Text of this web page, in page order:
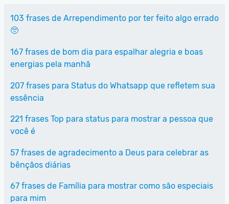
103 frases de Arrependimento por ter feito algo errado
🥺
167 frases de bom dia para espalhar alegria e boas
energias pela manhã
207 frases para Status do Whatsapp que refletem sua
essência
221 frases Top para status para mostrar a pessoa que
você é
57 frases de agradecimento a Deus para celebrar as
bênçãos diárias
67 frases de Família para mostrar como são especiais
para mim